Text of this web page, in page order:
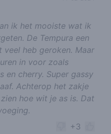
ik het mooiste wat ik
De Tempura een
heb geroken. Maar
in voor zoals
en cherry. Super gassy
Achterop het zakje
hoe wit je as is. Dat
+3